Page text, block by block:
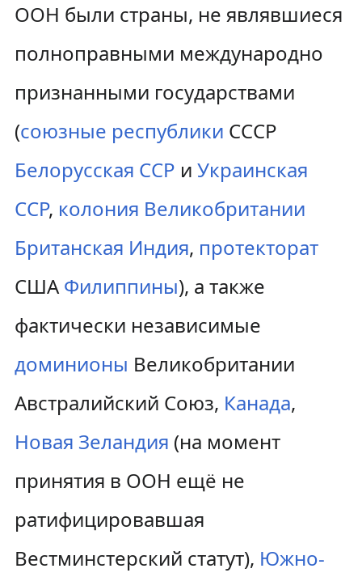
ООН были страны, не являвшиеся
полноправными международно
признанными государствами
(союзные республики СССР
Белорусская ССР и Украинская
ССР, колония Великобритании
Британская Индия, протекторат
СШАФилиппины), а также
фактически независимые
доминионы Великобритании
Австралийский Союз, Канада,
Новая Зеландия (на момент
принятия в ООН ещё не
ратифицировавшая
Вестминстерский статут), Южно-